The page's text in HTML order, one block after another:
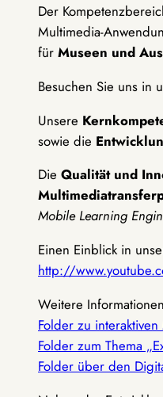
Der
Multimedia-
für Museen und
Besuchen Sie uns in
Unsere
sowie die
Die Qualität und
Mobile Learning
Einen Einblick in
http://
Weitere
Folder zu
Folder zum Thema
Folder über den